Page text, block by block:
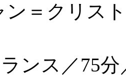
ン＝クリス
ンス／75